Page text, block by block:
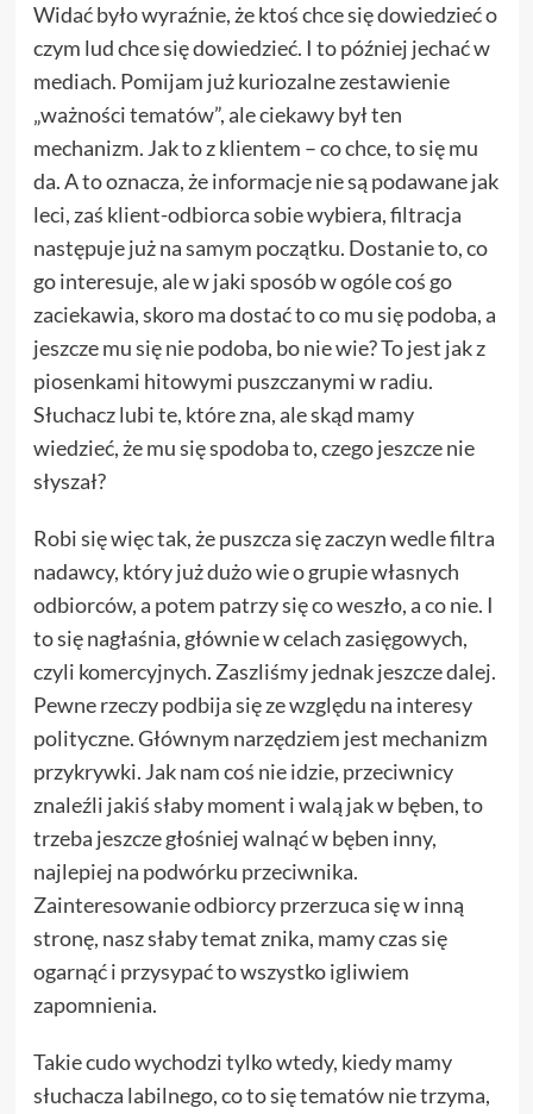
Widać było wyraźnie, że ktoś chce się dowiedzieć o
czym lud chce się dowiedzieć. I to później jechać w
mediach. Pomijam już kuriozalne zestawienie
„ważności tematów”, ale ciekawy był ten
mechanizm. Jak to z klientem – co chce, to się mu
da. A to oznacza, że informacje nie są podawane jak
leci, zaś klient-odbiorca sobie wybiera, filtracja
następuje już na samym początku. Dostanie to, co
go interesuje, ale w jaki sposób w ogóle coś go
zaciekawia, skoro ma dostać to co mu się podoba, a
jeszcze mu się nie podoba, bo nie wie? To jest jak z
piosenkami hitowymi puszczanymi w radiu.
Słuchacz lubi te, które zna, ale skąd mamy
wiedzieć, że mu się spodoba to, czego jeszcze nie
słyszał?
Robi się więc tak, że puszcza się zaczyn wedle filtra
nadawcy, który już dużo wie o grupie własnych
odbiorców, a potem patrzy się co weszło, a co nie. I
to się nagłaśnia, głównie w celach zasięgowych,
czyli komercyjnych. Zaszliśmy jednak jeszcze dalej.
Pewne rzeczy podbija się ze względu na interesy
polityczne. Głównym narzędziem jest mechanizm
przykrywki. Jak nam coś nie idzie, przeciwnicy
znaleźli jakiś słaby moment i walą jak w bęben, to
trzeba jeszcze głośniej walnąć w bęben inny,
najlepiej na podwórku przeciwnika.
Zainteresowanie odbiorcy przerzuca się w inną
stronę, nasz słaby temat znika, mamy czas się
ogarnąć i przysypać to wszystko igliwiem
zapomnienia.
Takie cudo wychodzi tylko wtedy, kiedy mamy
słuchacza labilnego, co to się tematów nie trzyma,